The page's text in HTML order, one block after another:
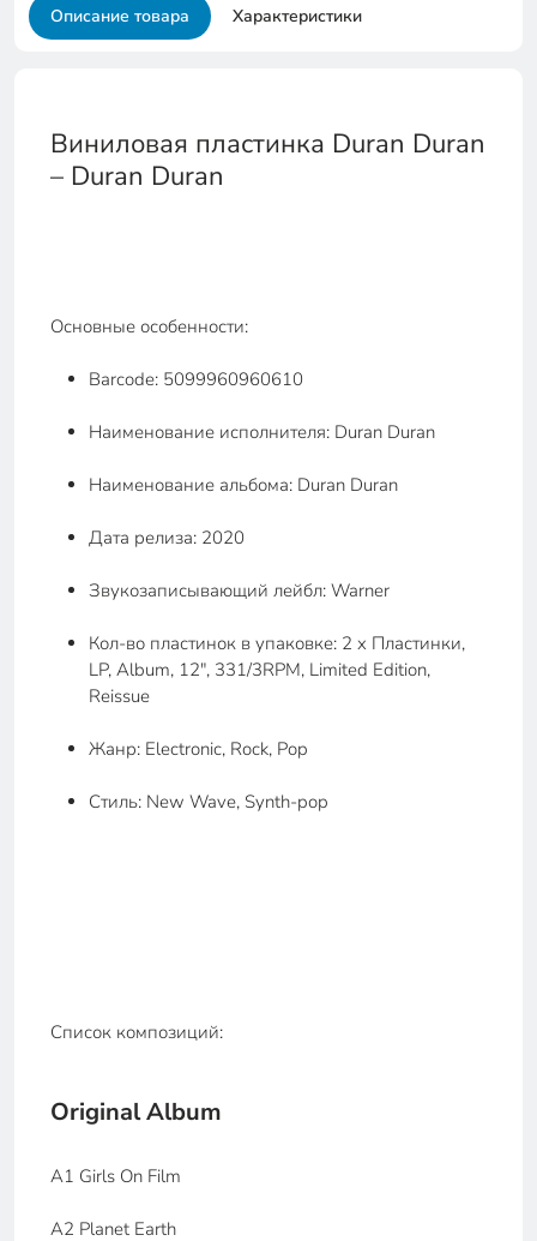
Описание товара Характеристики
Виниловая пластинка Duran Duran
– Duran Duran
Основные особенности:
Barcode: 5099960960610
Наименование исполнителя: Duran Duran
Наименование альбома: Duran Duran
Дата релиза: 2020
Звукозаписывающий лейбл: Warner
Кол-во пластинок в упаковке: 2 x Пластинки,
LP, Album, 12", 331/3RPM, Limited Edition,
Reissue
Жанр: Electronic, Rock, Pop
Стиль: New Wave, Synth-pop
Список композиций:
Original Album
A1 Girls On Film
A2 Planet Earth